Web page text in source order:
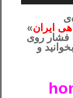
ایران»
فشار روی
و